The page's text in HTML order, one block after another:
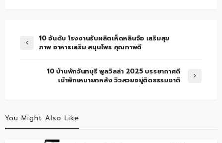
10 อันดับ โรงงานรับผลิตเห็ดหลินจือ เสริมสุข
ภาพ อาหารเสริม สมุนไพร คุณภาพดี
10 บ้านพักจันทบุรี พูลวิลล่า 2025 บรรยากาศดี
เข้าพักเหมายกหลัง วิวสวยอยู่ติดธรรมชาติ
You Might Also Like